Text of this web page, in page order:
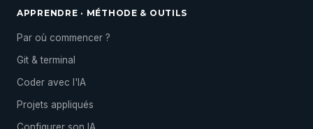
APPRENDRE · MÉTHODE & OUTILS
Par où commencer ?
Git & terminal
Coder avec l'IA
Projets appliqués